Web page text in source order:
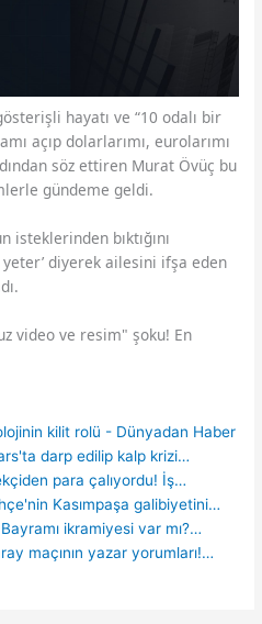
hayatı ve “10 odalı bir
açıp dolarlarımı, eurolarımı
söz ettiren Murat Övüç bu
gündeme geldi.
isteklerinden bıktığını
diyerek ailesini ifşa eden
video ve resim" şoku! En
kilit rolü - Dünyadan Haber
darp edilip kalp krizi…
para çalıyordu! İş…
Kasımpaşa galibiyetini…
ikramiyesi var mı?…
maçının yazar yorumları!…